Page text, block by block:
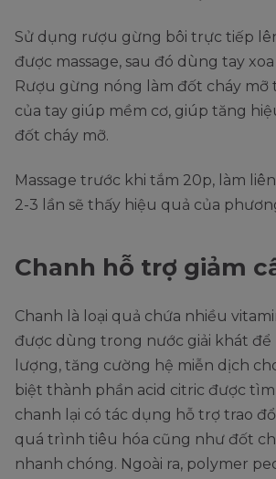
Sử dụng rượu gừng bôi trực tiếp
được massage, sau đó dùng tay
Rượu gừng nóng làm đốt cháy mỡ
của tay giúp mềm cơ, giúp tăng
đốt cháy mỡ.
Massage trước khi tắm 20p, làm
2-3 lần sẽ thấy hiệu quả của
Chanh hỗ trợ giảm
Chanh là loại quả chứa nhiều
được dùng trong nước giải khát để
lượng, tăng cường hệ miễn dịch
biệt thành phần acid citric được
chanh lại có tác dụng hỗ trợ trao
quá trình tiêu hóa cũng như đốt
nhanh chóng. Ngoài ra, polymer